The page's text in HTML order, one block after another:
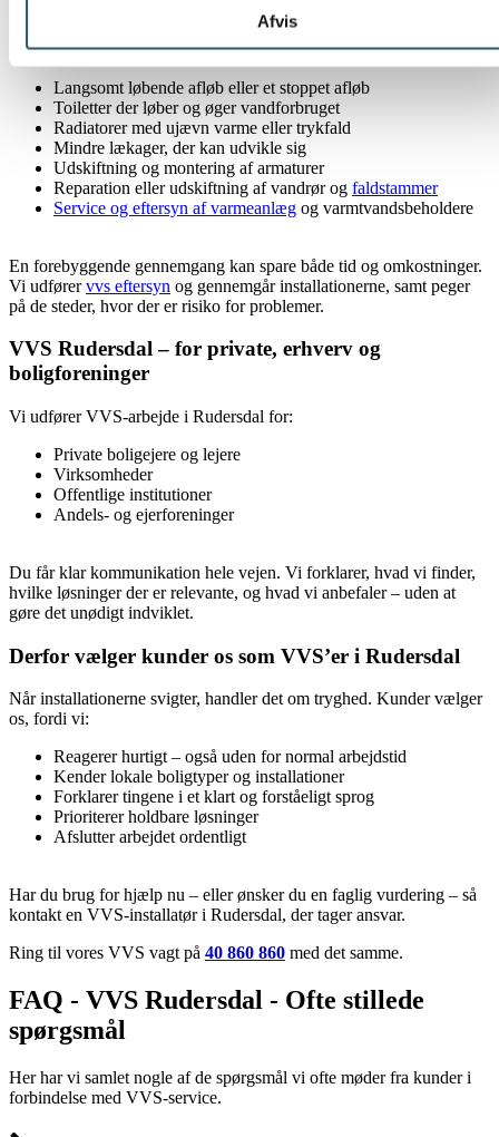
Afvis
Vi bliver ofte kaldt ud til:
Langsomt løbende afløb eller et stoppet afløb
Toiletter der løber og øger vandforbruget
Radiatorer med ujævn varme eller trykfald
Mindre lækager, der kan udvikle sig
Udskiftning og montering af armaturer
Reparation eller udskiftning af vandrør og faldstammer
Service og eftersyn af varmeanlæg og varmtvandsbeholdere
En forebyggende gennemgang kan spare både tid og omkostninger.
Vi udførervvs eftersyn og gennemgår installationerne, samt peger
på de steder, hvor der er risiko for problemer.
VVS Rudersdal – for private, erhverv og
boligforeninger
Vi udfører VVS-arbejde i Rudersdal for:
Private boligejere og lejere
Virksomheder
Offentlige institutioner
Andels- og ejerforeninger
Du får klar kommunikation hele vejen. Vi forklarer, hvad vi finder,
hvilke løsninger der er relevante, og hvad vi anbefaler – uden at
gøre det unødigt indviklet.
Derfor vælger kunder os som VVS’er i Rudersdal
Når installationerne svigter, handler det om tryghed. Kunder vælger
os, fordi vi:
Reagerer hurtigt – også uden for normal arbejdstid
Kender lokale boligtyper og installationer
Forklarer tingene i et klart og forståeligt sprog
Prioriterer holdbare løsninger
Afslutter arbejdet ordentligt
Har du brug for hjælp nu – eller ønsker du en faglig vurdering – så
kontakt en VVS-installatør i Rudersdal, der tager ansvar.
Ring til vores VVS vagt på 40 860 860 med det samme.
FAQ - VVS Rudersdal - Ofte stillede
spørgsmål
Her har vi samlet nogle af de spørgsmål vi ofte møder fra kunder i
forbindelse med VVS-service.